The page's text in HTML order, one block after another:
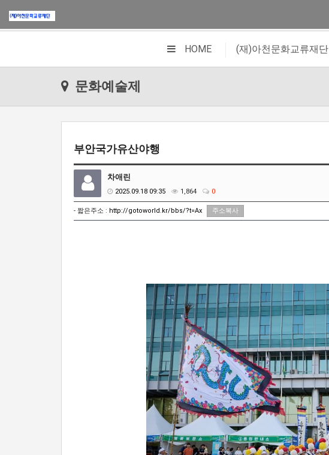
HOME (재)아천문화교류재단
문화예술제
부안국가유산야행
차애린
2025.09.18 09:35 1,864 0
- 짧은주소 : http://gotoworld.kr/bbs/?t=Ax 주소복사